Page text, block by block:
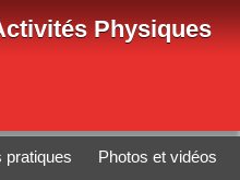
Physiques
pratiques Photos et vidéos